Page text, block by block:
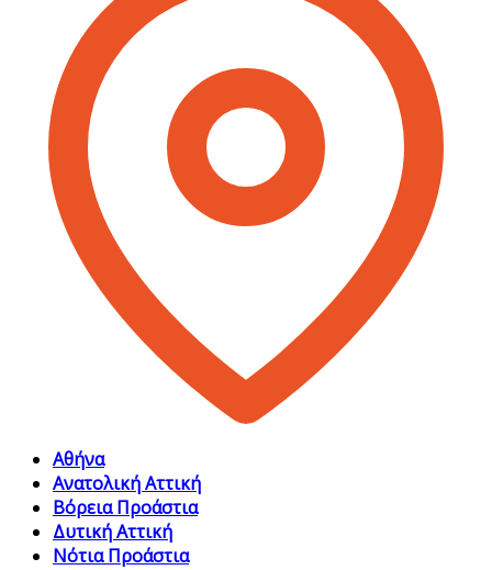
Αθήνα
Ανατολική Αττική
Βόρεια Προάστια
Δυτική Αττική
Νότια Προάστια